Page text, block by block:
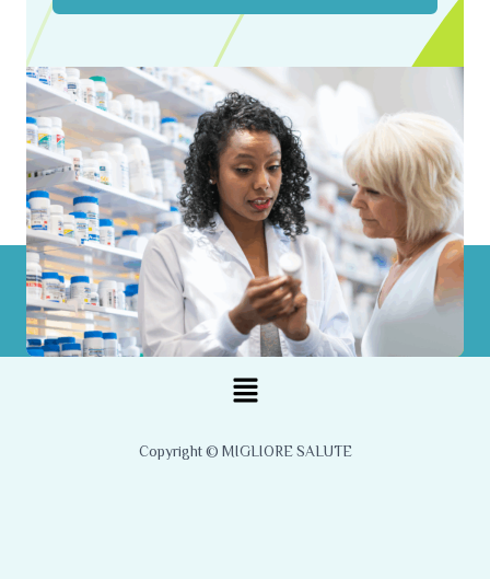
Menu
Copyright © MIGLIORE SALUTE